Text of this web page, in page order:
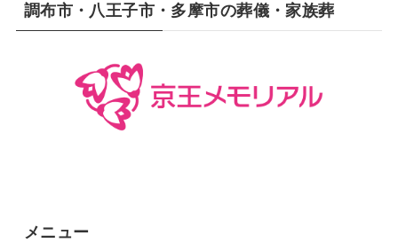
調布市・八王子市・多摩市の葬儀・家族葬
メニュー